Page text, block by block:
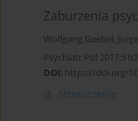
Zaburzenia
Wolfgang Gaebel,
Psychiatr Pol
DOI: https://doi.org/
Streszczenie